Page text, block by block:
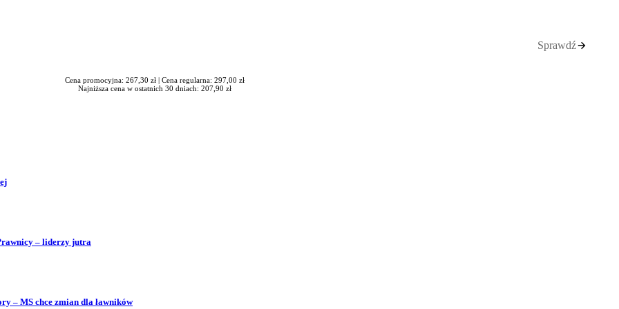
Sprawdź
Cena promocyjna: 267,30 zł | Cena regularna: 297,00 zł
Najniższa cena w ostatnich 30 dniach: 207,90 zł
– liderzy jutra
– MS chce zmian dla ławników